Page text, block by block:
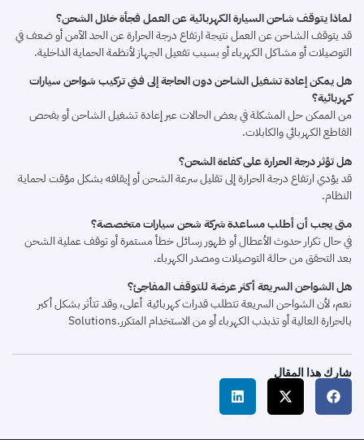
لماذا يتوقف شاحن السيارة الكهربائية عن العمل فجأة خلال الشحن؟
قد يتوقف الشاحن عن العمل نتيجة ارتفاع درجة الحرارة عن الحد الآمن أو ضعف في
التوصيلات أو مشاكل الكهرباء أو بسبب تفعيل الجهاز لأنظمة الحماية الداخلية.
هل يمكن إعادة تشغيل الشاحن دون الحاجة إلى فني تركيب شواحن سيارات
كهربائية؟
من الممكن حل المشكلة في بعض الحالات عبر إعادة تشغيل الشاحن أو بفحص
القاطع الكهربائي والكابلات.
هل تؤثر درجة الحرارة على كفاءة الشحن؟
قد يؤدي ارتفاع درجة الحرارة إلى تقليل سرعة الشحن أو إيقافه بشكل مؤقت لحماية
النظام.
متى يجب أن أطلب مساعدة شركة شحن سيارات متخصصة؟
في حال تكرار حدوث الأعطال أو ظهور رسائل خطأ مستمرة أو توقف عملية الشحن
بعد التحقق من حالة التوصيلات ومصدر الكهرباء.
هل الشواحن السريعة أكثر عرضة للتوقف المفاجئ؟
نعم، لأن الشواحن السريعة تتطلب قدرات كهربائية أعلى، وقد تتأثر بشكل أكبر
بالحرارة العالية أو تذبذب الكهرباء أو من الاستخدام المتكرر.Solutions
شارك هذا المقال